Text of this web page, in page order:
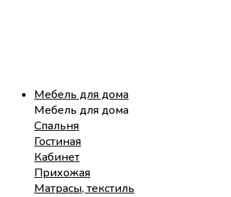
Мебель для дома
Мебель для дома
Спальня
Гостиная
Кабинет
Прихожая
Матрасы, текстиль